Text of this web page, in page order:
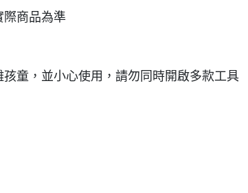
際商品為準
童，並小心使用，請勿同時開啟多款工具